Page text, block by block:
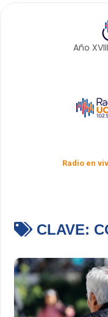
Año
Radio en
CLAVE: